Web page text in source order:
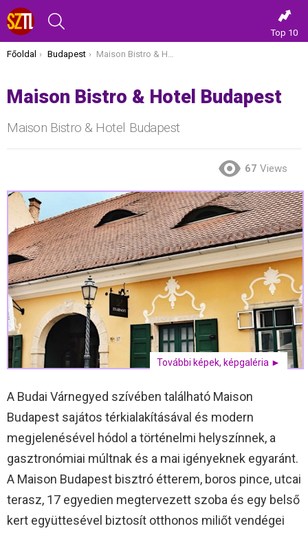
Top 10
Itt vagy most:
Főoldal Budapest Maison Bistro & Hotel Budapest
Maison Bistro & Hotel Budapest
Maison Bistro & Hotel Budapest
67 Views
További képek, képgaléria ►
A Budai Várnegyed szívében található Maison
Budapest sajátos térkialakításával és modern
megjelenésével hódol a történelmi helyszínnek, a
gasztronómiai múltnak és a mai igényeknek egyaránt.
A Maison Budapest bisztró étterem, boros pince, utcai
terasz, 17 egyedien megtervezett szoba és egy belső
kert együttesével biztosít otthonos miliőt vendégei